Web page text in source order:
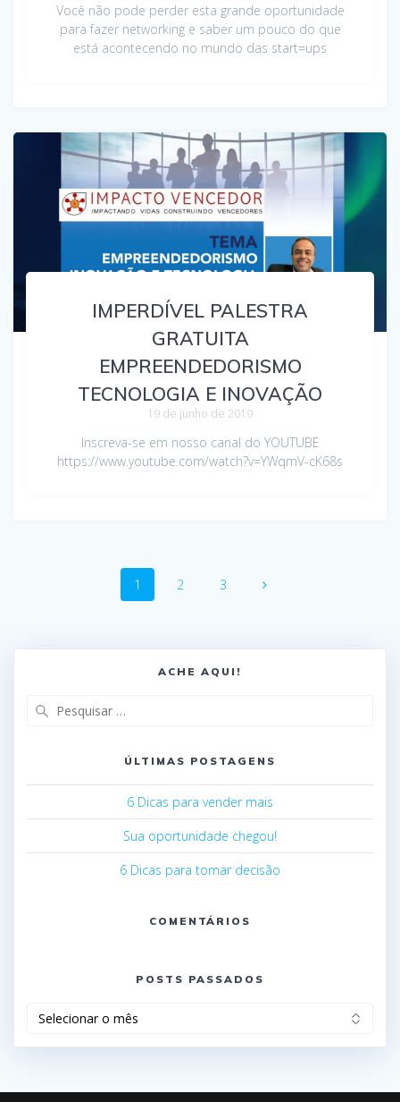
Você não pode perder esta grande oportunidade
para fazer networking e saber um pouco do que
está acontecendo no mundo das start=ups
IMPERDÍVEL PALESTRA
GRATUITA
EMPREENDEDORISMO
TECNOLOGIA E INOVAÇÃO
19 de junho de 2019
Inscreva-se em nosso canal do YOUTUBE
https://www.youtube.com/watch?v=YWqmV-cK68s
1 2 3
ACHE AQUI!
ÚLTIMAS POSTAGENS
6 Dicas para vender mais
Sua oportunidade chegou!
6 Dicas para tomar decisão
COMENTÁRIOS
POSTS PASSADOS